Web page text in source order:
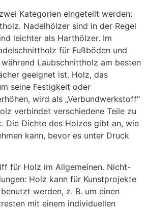
Kategorien eingeteilt werden:
Nadelhölzer sind in der Regel
leichter als Harthölzer. Im
für Fußböden und
Laubschnittholz am besten
geeignet ist. Holz, das
seine Festigkeit oder
wird als „Verbundwerkstoff“
verbindet verschiedene Teile zu
Die Dichte des Holzes gibt an, wie
kann, bevor es unter Druck
für Holz im Allgemeinen. Nicht-
Holz kann für Kunstprojekte
werden, z. B. um einen
mit einem individuellen